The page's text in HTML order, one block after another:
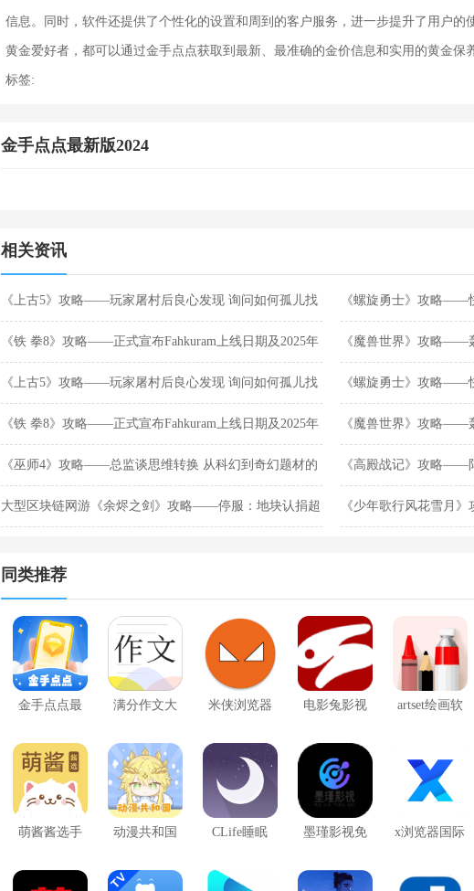
信息。同时，软件还提供了个性化的设置和周到的客户服务，进一步提升了用户的
黄金爱好者，都可以通过金手点点获取到最新、最准确的金价信息和实用的黄金保
标签:
金手点点最新版2024
相关资讯
《上古5》攻略——玩家屠村后良心发现 询问如何孤儿找
到新父母
《螺旋勇士》攻略——
《铁 拳8》攻略——正式宣布Fahkuram上线日期及2025年
秋季DLC角色
《魔兽世界》攻略——
《上古5》攻略——玩家屠村后良心发现 询问如何孤儿找
到新父母
《螺旋勇士》攻略——
《铁 拳8》攻略——正式宣布Fahkuram上线日期及2025年
秋季DLC角色
《魔兽世界》攻略——
《巫师4》攻略——总监谈思维转换 从科幻到奇幻题材的
挑战
《高殿战记》攻略——
大型区块链网游《余烬之剑》攻略——停服：地块认捐超 《少年歌行风花雪月
同类推荐
金手点点最 满分作文大 米侠浏览器 电影兔影视 artset绘画软
萌酱酱选手 动漫共和国 CLife睡眠 墨瑾影视免 x浏览器国际